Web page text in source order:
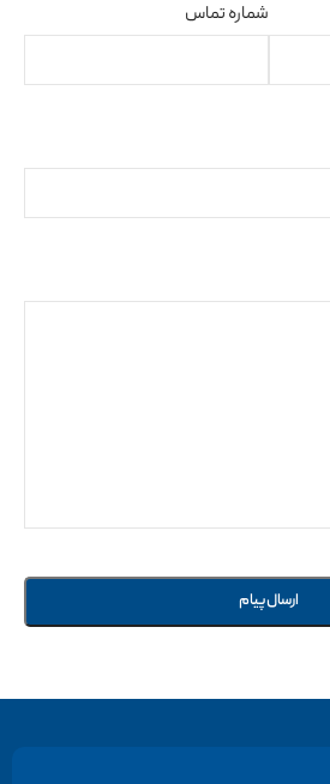
شماره تماس